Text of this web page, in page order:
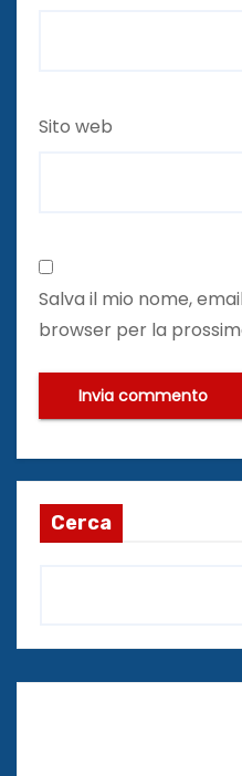
Sito web
Salva il mio nome,
browser per la
Cerca